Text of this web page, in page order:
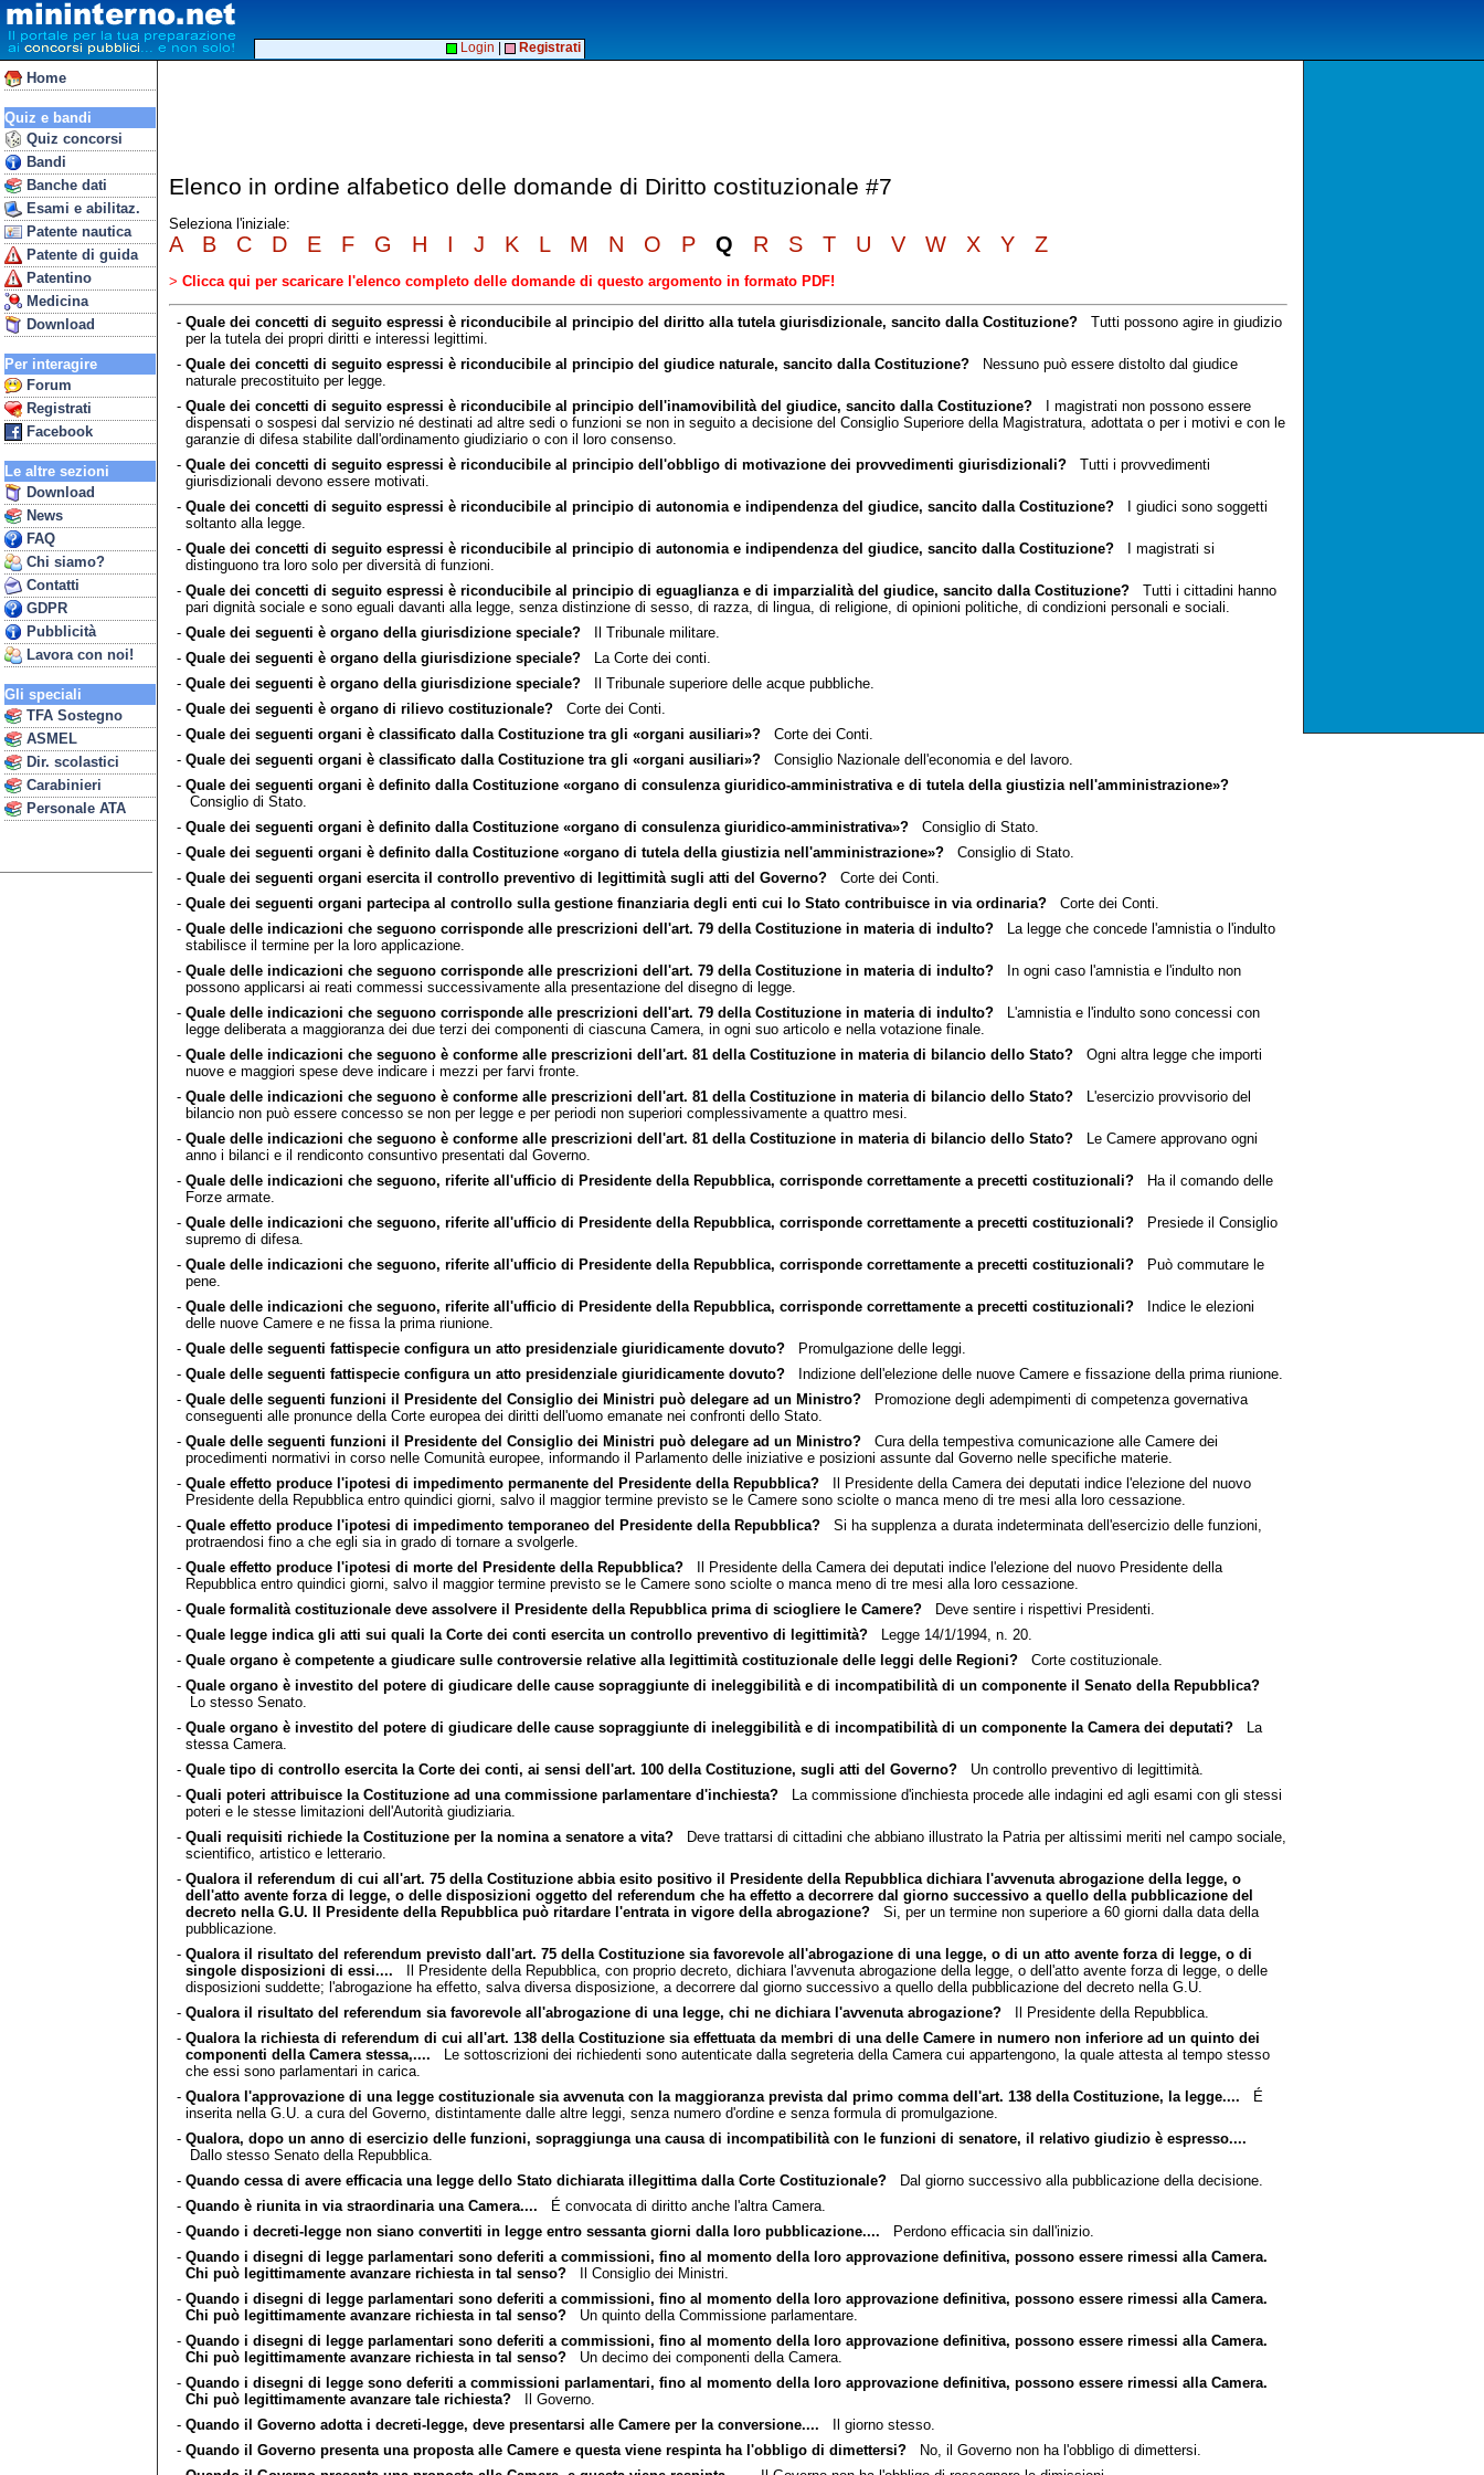
Home
Quiz e bandi
Quiz concorsi
Bandi
Banche dati
Esami e abilitaz.
Patente nautica
Patente di guida
Patentino
Medicina
Download
Per interagire
Forum
Registrati
Facebook
Le altre sezioni
Download
News
FAQ
Chi siamo?
Contatti
GDPR
Pubblicità
Lavora con noi!
Gli speciali
TFA Sostegno
ASMEL
Dir. scolastici
Carabinieri
Personale ATA
Login Registrati
Elenco in ordine alfabetico delle domande di Diritto costituzionale #7
Seleziona l'iniziale:
A B C D E F G H I J K L M N O P Q R S T U V W X Y Z
> Clicca qui per scaricare l'elenco completo delle domande di questo argomento in formato PDF!
- Quale dei concetti di seguito espressi è riconducibile al principio del diritto alla tutela giurisdizionale, sancito dalla Costituzione?Tutti possono agire in giudizio
per la tutela dei propri diritti e interessi legittimi.
- Quale dei concetti di seguito espressi è riconducibile al principio del giudice naturale, sancito dalla Costituzione?Nessuno può essere distolto dal giudice
naturale precostituito per legge.
- Quale dei concetti di seguito espressi è riconducibile al principio dell'inamovibilità del giudice, sancito dalla Costituzione?I magistrati non possono essere
dispensati o sospesi dal servizio né destinati ad altre sedi o funzioni se non in seguito a decisione del Consiglio Superiore della Magistratura, adottata o per i motivi e con le
garanzie di difesa stabilite dall'ordinamento giudiziario o con il loro consenso.
- Quale dei concetti di seguito espressi è riconducibile al principio dell'obbligo di motivazione dei provvedimenti giurisdizionali?Tutti i provvedimenti
giurisdizionali devono essere motivati.
- Quale dei concetti di seguito espressi è riconducibile al principio di autonomia e indipendenza del giudice, sancito dalla Costituzione?I giudici sono soggetti
soltanto alla legge.
- Quale dei concetti di seguito espressi è riconducibile al principio di autonomia e indipendenza del giudice, sancito dalla Costituzione?I magistrati si
distinguono tra loro solo per diversità di funzioni.
- Quale dei concetti di seguito espressi è riconducibile al principio di eguaglianza e di imparzialità del giudice, sancito dalla Costituzione?Tutti i cittadini hanno
pari dignità sociale e sono eguali davanti alla legge, senza distinzione di sesso, di razza, di lingua, di religione, di opinioni politiche, di condizioni personali e sociali.
- Quale dei seguenti è organo della giurisdizione speciale?Il Tribunale militare.
- Quale dei seguenti è organo della giurisdizione speciale?La Corte dei conti.
- Quale dei seguenti è organo della giurisdizione speciale?Il Tribunale superiore delle acque pubbliche.
- Quale dei seguenti è organo di rilievo costituzionale?Corte dei Conti.
- Quale dei seguenti organi è classificato dalla Costituzione tra gli «organi ausiliari»?Corte dei Conti.
- Quale dei seguenti organi è classificato dalla Costituzione tra gli «organi ausiliari»?Consiglio Nazionale dell'economia e del lavoro.
- Quale dei seguenti organi è definito dalla Costituzione «organo di consulenza giuridico-amministrativa e di tutela della giustizia nell'amministrazione»?
Consiglio di Stato.
- Quale dei seguenti organi è definito dalla Costituzione «organo di consulenza giuridico-amministrativa»?Consiglio di Stato.
- Quale dei seguenti organi è definito dalla Costituzione «organo di tutela della giustizia nell'amministrazione»?Consiglio di Stato.
- Quale dei seguenti organi esercita il controllo preventivo di legittimità sugli atti del Governo?Corte dei Conti.
- Quale dei seguenti organi partecipa al controllo sulla gestione finanziaria degli enti cui lo Stato contribuisce in via ordinaria?Corte dei Conti.
- Quale delle indicazioni che seguono corrisponde alle prescrizioni dell'art. 79 della Costituzione in materia di indulto?La legge che concede l'amnistia o l'indulto
stabilisce il termine per la loro applicazione.
- Quale delle indicazioni che seguono corrisponde alle prescrizioni dell'art. 79 della Costituzione in materia di indulto?In ogni caso l'amnistia e l'indulto non
possono applicarsi ai reati commessi successivamente alla presentazione del disegno di legge.
- Quale delle indicazioni che seguono corrisponde alle prescrizioni dell'art. 79 della Costituzione in materia di indulto?L'amnistia e l'indulto sono concessi con
legge deliberata a maggioranza dei due terzi dei componenti di ciascuna Camera, in ogni suo articolo e nella votazione finale.
- Quale delle indicazioni che seguono è conforme alle prescrizioni dell'art. 81 della Costituzione in materia di bilancio dello Stato?Ogni altra legge che importi
nuove e maggiori spese deve indicare i mezzi per farvi fronte.
- Quale delle indicazioni che seguono è conforme alle prescrizioni dell'art. 81 della Costituzione in materia di bilancio dello Stato?L'esercizio provvisorio del
bilancio non può essere concesso se non per legge e per periodi non superiori complessivamente a quattro mesi.
- Quale delle indicazioni che seguono è conforme alle prescrizioni dell'art. 81 della Costituzione in materia di bilancio dello Stato?Le Camere approvano ogni
anno i bilanci e il rendiconto consuntivo presentati dal Governo.
- Quale delle indicazioni che seguono, riferite all'ufficio di Presidente della Repubblica, corrisponde correttamente a precetti costituzionali?Ha il comando delle
Forze armate.
- Quale delle indicazioni che seguono, riferite all'ufficio di Presidente della Repubblica, corrisponde correttamente a precetti costituzionali?Presiede il Consiglio
supremo di difesa.
- Quale delle indicazioni che seguono, riferite all'ufficio di Presidente della Repubblica, corrisponde correttamente a precetti costituzionali?Può commutare le
pene.
- Quale delle indicazioni che seguono, riferite all'ufficio di Presidente della Repubblica, corrisponde correttamente a precetti costituzionali?Indice le elezioni
delle nuove Camere e ne fissa la prima riunione.
- Quale delle seguenti fattispecie configura un atto presidenziale giuridicamente dovuto?Promulgazione delle leggi.
- Quale delle seguenti fattispecie configura un atto presidenziale giuridicamente dovuto?Indizione dell'elezione delle nuove Camere e fissazione della prima riunione.
- Quale delle seguenti funzioni il Presidente del Consiglio dei Ministri può delegare ad un Ministro?Promozione degli adempimenti di competenza governativa
conseguenti alle pronunce della Corte europea dei diritti dell'uomo emanate nei confronti dello Stato.
- Quale delle seguenti funzioni il Presidente del Consiglio dei Ministri può delegare ad un Ministro?Cura della tempestiva comunicazione alle Camere dei
procedimenti normativi in corso nelle Comunità europee, informando il Parlamento delle iniziative e posizioni assunte dal Governo nelle specifiche materie.
- Quale effetto produce l'ipotesi di impedimento permanente del Presidente della Repubblica?Il Presidente della Camera dei deputati indice l'elezione del nuovo
Presidente della Repubblica entro quindici giorni, salvo il maggior termine previsto se le Camere sono sciolte o manca meno di tre mesi alla loro cessazione.
- Quale effetto produce l'ipotesi di impedimento temporaneo del Presidente della Repubblica?Si ha supplenza a durata indeterminata dell'esercizio delle funzioni,
protraendosi fino a che egli sia in grado di tornare a svolgerle.
- Quale effetto produce l'ipotesi di morte del Presidente della Repubblica?Il Presidente della Camera dei deputati indice l'elezione del nuovo Presidente della
Repubblica entro quindici giorni, salvo il maggior termine previsto se le Camere sono sciolte o manca meno di tre mesi alla loro cessazione.
- Quale formalità costituzionale deve assolvere il Presidente della Repubblica prima di sciogliere le Camere?Deve sentire i rispettivi Presidenti.
- Quale legge indica gli atti sui quali la Corte dei conti esercita un controllo preventivo di legittimità?Legge 14/1/1994, n. 20.
- Quale organo è competente a giudicare sulle controversie relative alla legittimità costituzionale delle leggi delle Regioni?Corte costituzionale.
- Quale organo è investito del potere di giudicare delle cause sopraggiunte di ineleggibilità e di incompatibilità di un componente il Senato della Repubblica?
Lo stesso Senato.
- Quale organo è investito del potere di giudicare delle cause sopraggiunte di ineleggibilità e di incompatibilità di un componente la Camera dei deputati?La
stessa Camera.
- Quale tipo di controllo esercita la Corte dei conti, ai sensi dell'art. 100 della Costituzione, sugli atti del Governo?Un controllo preventivo di legittimità.
- Quali poteri attribuisce la Costituzione ad una commissione parlamentare d'inchiesta?La commissione d'inchiesta procede alle indagini ed agli esami con gli stessi
poteri e le stesse limitazioni dell'Autorità giudiziaria.
- Quali requisiti richiede la Costituzione per la nomina a senatore a vita?Deve trattarsi di cittadini che abbiano illustrato la Patria per altissimi meriti nel campo sociale,
scientifico, artistico e letterario.
- Qualora il referendum di cui all'art. 75 della Costituzione abbia esito positivo il Presidente della Repubblica dichiara l'avvenuta abrogazione della legge, o
dell'atto avente forza di legge, o delle disposizioni oggetto del referendum che ha effetto a decorrere dal giorno successivo a quello della pubblicazione del
decreto nella G.U. Il Presidente della Repubblica può ritardare l'entrata in vigore della abrogazione?Si, per un termine non superiore a 60 giorni dalla data della
pubblicazione.
- Qualora il risultato del referendum previsto dall'art. 75 della Costituzione sia favorevole all'abrogazione di una legge, o di un atto avente forza di legge, o di
singole disposizioni di essi.... Il Presidente della Repubblica, con proprio decreto, dichiara l'avvenuta abrogazione della legge, o dell'atto avente forza di legge, o delle
disposizioni suddette; l'abrogazione ha effetto, salva diversa disposizione, a decorrere dal giorno successivo a quello della pubblicazione del decreto nella G.U.
- Qualora il risultato del referendum sia favorevole all'abrogazione di una legge, chi ne dichiara l'avvenuta abrogazione?Il Presidente della Repubblica.
- Qualora la richiesta di referendum di cui all'art. 138 della Costituzione sia effettuata da membri di una delle Camere in numero non inferiore ad un quinto dei
componenti della Camera stessa,.... Le sottoscrizioni dei richiedenti sono autenticate dalla segreteria della Camera cui appartengono, la quale attesta al tempo stesso
che essi sono parlamentari in carica.
- Qualora l'approvazione di una legge costituzionale sia avvenuta con la maggioranza prevista dal primo comma dell'art. 138 della Costituzione, la legge.... É
inserita nella G.U. a cura del Governo, distintamente dalle altre leggi, senza numero d'ordine e senza formula di promulgazione.
- Qualora, dopo un anno di esercizio delle funzioni, sopraggiunga una causa di incompatibilità con le funzioni di senatore, il relativo giudizio è espresso....
Dallo stesso Senato della Repubblica.
- Quando cessa di avere efficacia una legge dello Stato dichiarata illegittima dalla Corte Costituzionale?Dal giorno successivo alla pubblicazione della decisione.
- Quando è riunita in via straordinaria una Camera.... É convocata di diritto anche l'altra Camera.
- Quando i decreti-legge non siano convertiti in legge entro sessanta giorni dalla loro pubblicazione.... Perdono efficacia sin dall'inizio.
- Quando i disegni di legge parlamentari sono deferiti a commissioni, fino al momento della loro approvazione definitiva, possono essere rimessi alla Camera.
Chi può legittimamente avanzare richiesta in tal senso?Il Consiglio dei Ministri.
- Quando i disegni di legge parlamentari sono deferiti a commissioni, fino al momento della loro approvazione definitiva, possono essere rimessi alla Camera.
Chi può legittimamente avanzare richiesta in tal senso?Un quinto della Commissione parlamentare.
- Quando i disegni di legge parlamentari sono deferiti a commissioni, fino al momento della loro approvazione definitiva, possono essere rimessi alla Camera.
Chi può legittimamente avanzare richiesta in tal senso?Un decimo dei componenti della Camera.
- Quando i disegni di legge sono deferiti a commissioni parlamentari, fino al momento della loro approvazione definitiva, possono essere rimessi alla Camera.
Chi può legittimamente avanzare tale richiesta?Il Governo.
- Quando il Governo adotta i decreti-legge, deve presentarsi alle Camere per la conversione.... Il giorno stesso.
- Quando il Governo presenta una proposta alle Camere e questa viene respinta ha l'obbligo di dimettersi?No, il Governo non ha l'obbligo di dimettersi.